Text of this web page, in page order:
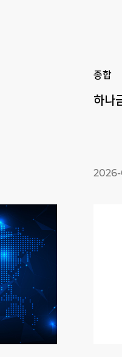
종합
하나
2026-